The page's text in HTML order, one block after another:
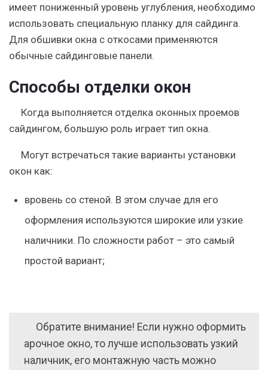
имеет пониженный уровень углубления, необходимо
использовать специальную планку для сайдинга.
Для обшивки окна с откосами применяются
обычные сайдинговые панели.
Способы отделки окон
Когда выполняется отделка оконных проемов
сайдингом, большую роль играет тип окна.
Могут встречаться такие варианты установки
окон как:
вровень со стеной. В этом случае для его
оформления используются широкие или узкие
наличники. По сложности работ – это самый
простой вариант;
Обратите внимание! Если нужно оформить
арочное окно, то лучше использовать узкий
наличник, его монтажную часть можно